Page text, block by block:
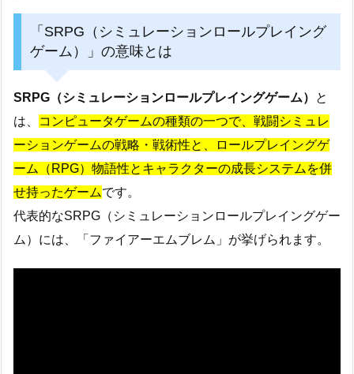
「SRPG（シミュレーションロールプレイング
ゲーム）」の意味とは
SRPG（シミュレーションロールプレイングゲーム）
と
は、
コンピュータゲームの種類の一つで、戦闘シミュレ
ーションゲームの戦略・戦術性と、ロールプレイングゲ
ーム（RPG）物語性とキャラクターの成長システムを併
せ持ったゲームです。
代表的なSRPG（シミュレーションロールプレイングゲー
ム）には、「ファイアーエムブレム」が挙げられます。